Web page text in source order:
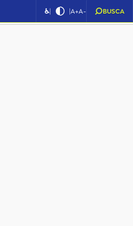
♿| |A+A- BUSCA